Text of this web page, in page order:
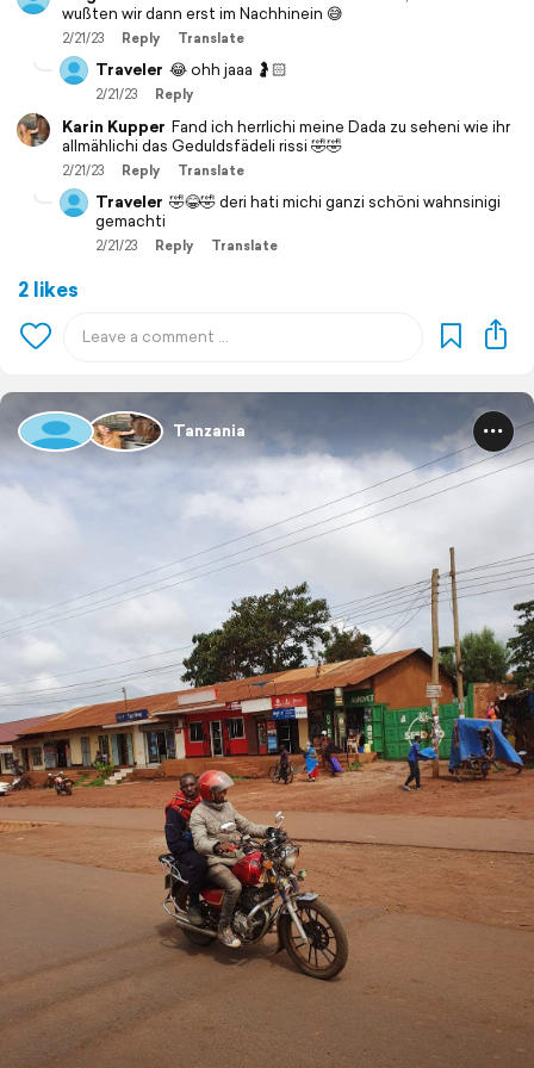
wußten wir dann erst im Nachhinein 😅
2/21/23 Reply Translate
Traveler 😂 ohh jaaa 🤰🏻
2/21/23 Reply
Karin Kupper Fand ich herrlichi meine Dada zu seheni wie ihr
allmählichi das Geduldsfädeli rissi 🤣🤣
2/21/23 Reply Translate
Traveler 🤣😂🤣 deri hati michi ganzi schöni wahnsinigi
gemachti
2/21/23 Reply Translate
2 likes
Tanzania